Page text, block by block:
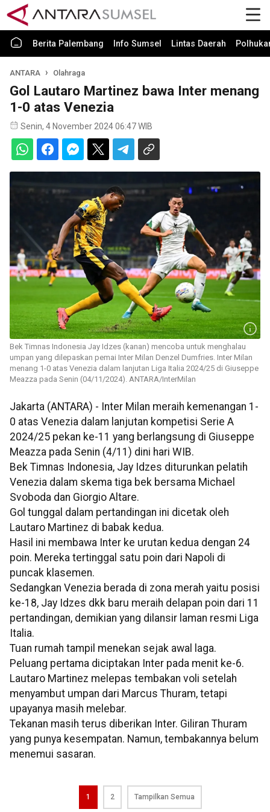
Berita Palembang Info Sumsel Lintas Daerah
ANTARA Olahraga
Gol Lautaro Martinez bawa Inter menang
1-0 atas Venezia
Senin, 4 November 2024 06:47 WIB
Bek Timnas Indonesia Jay Idzes (kanan) mencoba untuk menghalau
umpan yang dilepaskan pemai Inter Milan Denzel Dumfries. Inter Milan
menang 1-0 atas Venezia dalam lanjutan Liga Italia 2024/25 di Giuseppe
Meazza pada Senin (04/11/2024). ANTARA/InterMilan
Jakarta (ANTARA) - Inter Milan meraih kemenangan 1-
0 atas Venezia dalam lanjutan kompetisi Serie A
2024/25 pekan ke-11 yang berlangsung di Giuseppe
Meazza pada Senin (4/11) dini hari WIB.
Bek Timnas Indonesia, Jay Idzes diturunkan pelatih
Venezia dalam skema tiga bek bersama Michael
Svoboda dan Giorgio Altare.
Gol tunggal dalam pertandingan ini dicetak oleh
Lautaro Martinez di babak kedua.
Hasil ini membawa Inter ke urutan kedua dengan 24
poin. Mereka tertinggal satu poin dari Napoli di
puncak klasemen.
Sedangkan Venezia berada di zona merah yaitu posisi
ke-18, Jay Idzes dkk baru meraih delapan poin dari 11
pertandingan, demikian yang dilansir laman resmi Liga
Italia.
Tuan rumah tampil menekan sejak awal laga.
Peluang pertama diciptakan Inter pada menit ke-6.
Lautaro Martinez melepas tembakan voli setelah
menyambut umpan dari Marcus Thuram, tetapi
upayanya masih melebar.
Tekanan masih terus diberikan Inter. Giliran Thuram
yang punya kesempatan. Namun, tembakannya belum
menemui sasaran.
1 2 Tampilkan Semua